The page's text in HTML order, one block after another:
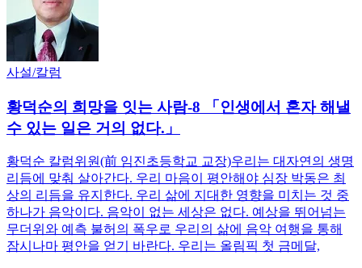
사설/칼럼
황덕순의 희망을 잇는 사람-8 「인생에서 혼자 해낼
수 있는 일은 거의 없다.」
황덕순 칼럼위원(前 임진초등학교 교장)우리는 대자연의 생명
리듬에 맞춰 살아간다. 우리 마음이 평안해야 심장 박동은 최
상의 리듬을 유지한다. 우리 삶에 지대한 영향을 미치는 것 중
하나가 음악이다. 음악이 없는 세상은 없다. 예상을 뛰어넘는
무더위와 예측 불허의 폭우로 우리의 삶에 음악 여행을 통해
잠시나마 평안을 얻기 바란다. 우리는 올림픽 첫 금메달,